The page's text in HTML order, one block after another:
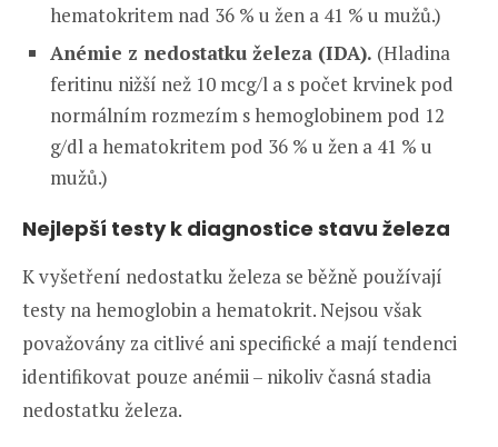
hematokritem nad 36 % u žen a 41 % u mužů.)
Anémie z nedostatku železa (IDA). (Hladina
feritinu nižší než 10 mcg/l a s počet krvinek pod
normálním rozmezím s hemoglobinem pod 12
g/dl a hematokritem pod 36 % u žen a 41 % u
mužů.)
Nejlepší testy k diagnostice stavu železa
K vyšetření nedostatku železa se běžně používají
testy na hemoglobin a hematokrit. Nejsou však
považovány za citlivé ani specifické a mají tendenci
identifikovat pouze anémii – nikoliv časná stadia
nedostatku železa.